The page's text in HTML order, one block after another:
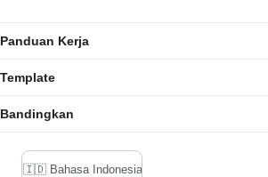
Panduan Kerja
Template
Bandingkan